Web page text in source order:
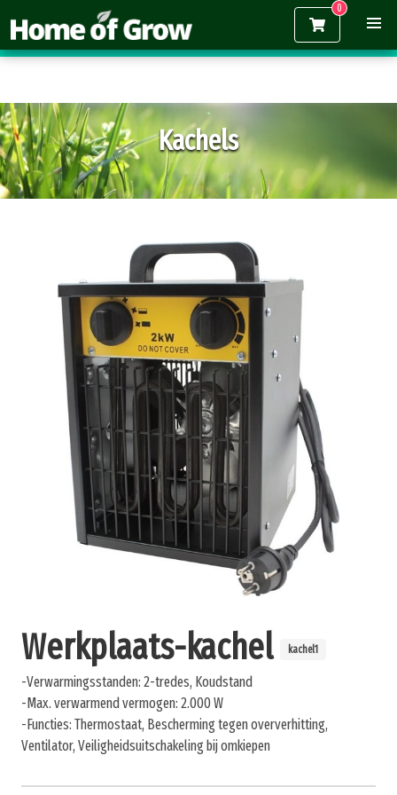
Gratis verzending vanaf €150,-
Kachels
Werkplaats-kachel kachel1
-Verwarmingsstanden: 2-tredes, Koudstand
-Max. verwarmend vermogen: 2.000 W
-Functies: Thermostaat, Bescherming tegen oververhitting,
Ventilator, Veiligheidsuitschakeling bij omkiepen